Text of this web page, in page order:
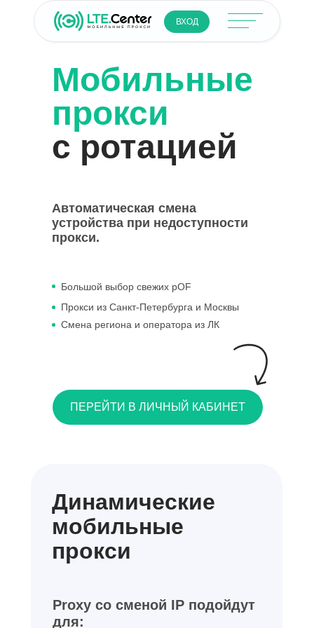
ВХОД
Мобильные
прокси
с ротацией
Автоматическая смена
устройства при недоступности
прокси.
Большой выбор свежих pOF
Прокси из Санкт-Петербурга и Москвы
Смена региона и оператора из ЛК
ПЕРЕЙТИ В ЛИЧНЫЙ КАБИНЕТ
Динамические
мобильные
прокси
Proxy со сменой IP подойдут
для: